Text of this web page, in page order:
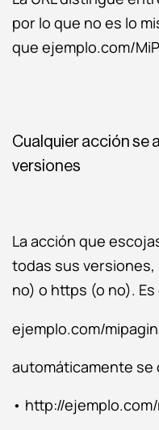
por lo que no es lo
que ejemplo.com/
Cualquier acción se
versiones
La acción que
todas sus
no) o https (o no).
ejemplo.com/
automáticamente se
• http://